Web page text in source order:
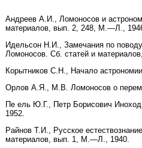
Андреев А.И., Ломоносов и
материалов, вып. 2, 248, М.—Л.,
Идельсон Н.И., Замечания по
Ломоносов. Сб. статей и
Корытников С.Н., Начало
Орлов А.Я., М.В. Ломоносов о
Пе ель Ю.Г., Петр Борисович
1952.
Райнов Т.И., Русское
материалов, вып. 1, М.—Л., 1940.